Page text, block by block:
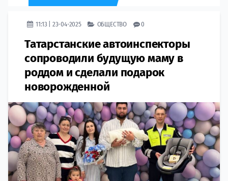
11:13 | 23-04-2025 ОБЩЕСТВО 0
Татарстанские автоинспекторы
сопроводили будущую маму в
роддом и сделали подарок
новорожденной